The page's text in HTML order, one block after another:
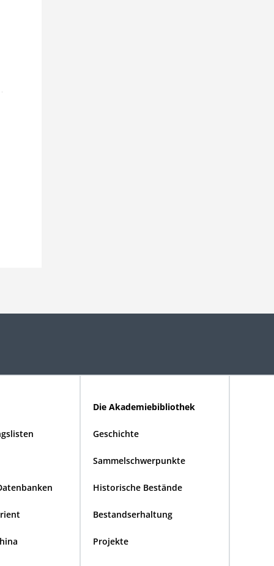
Die Akademiebibliothek
Geschichte
Sammelschwerpunkte
Historische Bestände
Bestandserhaltung
Projekte